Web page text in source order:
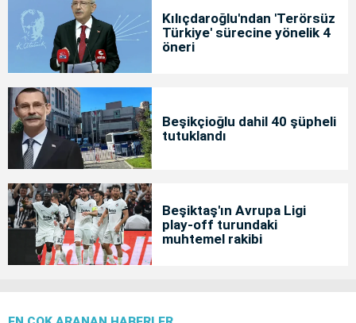
Kılıçdaroğlu'ndan 'Terörsüz
Türkiye' sürecine yönelik 4
öneri
Beşikçioğlu dahil 40 şüpheli
tutuklandı
Beşiktaş'ın Avrupa Ligi
play-off turundaki
muhtemel rakibi